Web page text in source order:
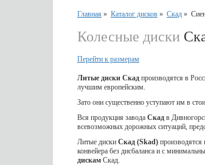
Главная » Каталог дисков » Скад »
Колесные диски
Перейти к размерам
Литые диски Скад производятся в
лучшим европейским.
Зато они существенно уступают им в
Вся продукция завода Скад в
всевозможных дорожных ситуаций,
Литые диски Скад (Skad)
конвейера без дисбаланса и с
дискам Скад.